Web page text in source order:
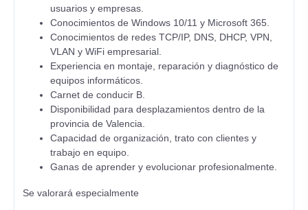
usuarios y empresas.
Conocimientos de Windows 10/11 y Microsoft 365.
Conocimientos de redes TCP/IP, DNS, DHCP, VPN,
VLAN y WiFi empresarial.
Experiencia en montaje, reparación y diagnóstico de
equipos informáticos.
Carnet de conducir B.
Disponibilidad para desplazamientos dentro de la
provincia de Valencia.
Capacidad de organización, trato con clientes y
trabajo en equipo.
Ganas de aprender y evolucionar profesionalmente.
Se valorará especialmente